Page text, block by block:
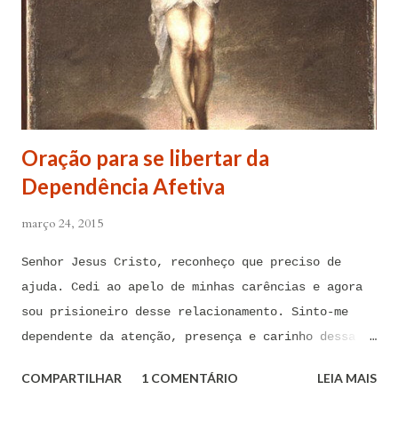
Oração para se libertar da
Dependência Afetiva
março 24, 2015
Senhor Jesus Cristo, reconheço que preciso de
ajuda. Cedi ao apelo de minhas carências e agora
sou prisioneiro desse relacionamento. Sinto-me
dependente da atenção, presença e carinho dessa
para me libertar da influência dessas tentações. A
COMPARTILHAR 1 COMENTÁRIO LEIA MAIS